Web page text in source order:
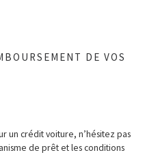
DE VOS
un crédit voiture, n’hésitez pas
de prêt et les conditions